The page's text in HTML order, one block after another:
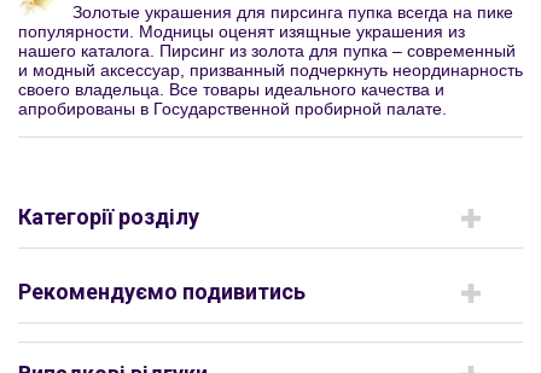
Золотые украшения для пирсинга пупка всегда на пике
популярности. Модницы оценят изящные украшения из
нашего каталога. Пирсинг из золота для пупка – современный
и модный аксессуар, призванный подчеркнуть неординарность
своего владельца. Все товары идеального качества и
апробированы в Государственной пробирной палате.
Категорії розділу
Рекомендуємо подивитись